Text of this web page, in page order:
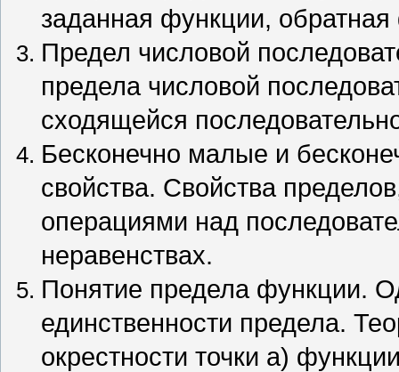
заданная функции,
Предел числовой
предела числовой
сходящейся
Бесконечно малые и
свойства. Свойства
операциями над
неравенствах.
Понятие предела функции.
единственности предела.
окрестности точки а)